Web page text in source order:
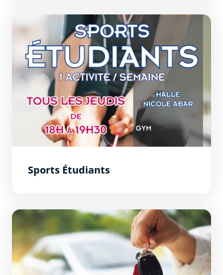
Sports Étudiants
Sports Étudiants
Bourse au permis